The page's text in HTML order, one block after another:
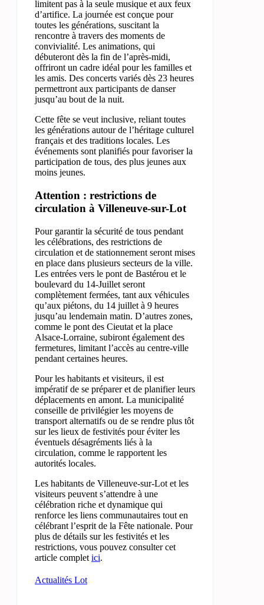
limitent pas à la seule musique et aux feux
d’artifice. La journée est conçue pour
toutes les générations, suscitant la
rencontre à travers des moments de
convivialité. Les animations, qui
débuteront dès la fin de l’après-midi,
offriront un cadre idéal pour les familles et
les amis. Des concerts variés dès 23 heures
permettront aux participants de danser
jusqu’au bout de la nuit.
Cette fête se veut inclusive, reliant toutes
les générations autour de l’héritage culturel
français et des traditions locales. Les
événements sont planifiés pour favoriser la
participation de tous, des plus jeunes aux
moins jeunes.
Attention : restrictions de
circulation à Villeneuve-sur-Lot
Pour garantir la sécurité de tous pendant
les célébrations, des restrictions de
circulation et de stationnement seront mises
en place dans plusieurs secteurs de la ville.
Les entrées vers le pont de Bastérou et le
boulevard du 14-Juillet seront
complètement fermées, tant aux véhicules
qu’aux piétons, du 14 juillet à 9 heures
jusqu’au lendemain matin. D’autres zones,
comme le pont des Cieutat et la place
Alsace-Lorraine, subiront également des
fermetures, limitant l’accès au centre-ville
pendant certaines heures.
Pour les habitants et visiteurs, il est
impératif de se préparer et de planifier leurs
déplacements en amont. La municipalité
conseille de privilégier les moyens de
transport alternatifs ou de se rendre plus tôt
sur les lieux de festivités pour éviter les
éventuels désagréments liés à la
circulation, comme le rapportent les
autorités locales.
Les habitants de Villeneuve-sur-Lot et les
visiteurs peuvent s’attendre à une
célébration riche et dynamique qui
renforce les liens communautaires tout en
célébrant l’esprit de la Fête nationale. Pour
plus de détails sur les festivités et les
restrictions, vous pouvez consulter cet
article complet ici.
Actualités Lot